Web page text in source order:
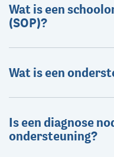
Wat is een
(SOP)?
Wat is een
Is een diagnose
ondersteuning?